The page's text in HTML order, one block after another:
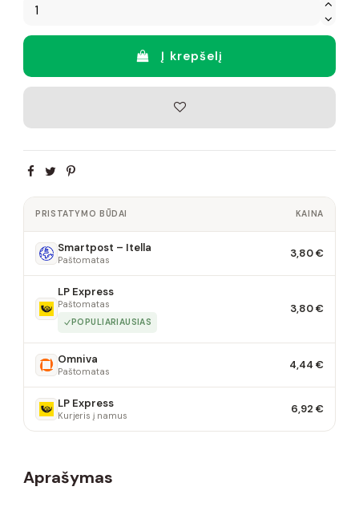
Į krepšelį
PRISTATYMO BŪDAI KAINA
Smartpost – Itella
Paštomatas 3,80 €
LP Express
Paštomatas
POPULIARIAUSIAS
3,80 €
Omniva
Paštomatas 4,44 €
LP Express
Kurjeris į namus 6,92 €
Aprašymas